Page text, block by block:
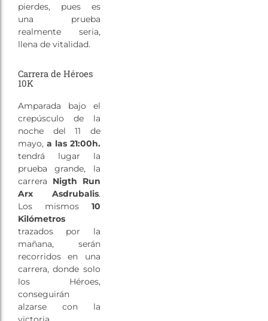
pierdes, pues es
una prueba
realmente seria,
llena de vitalidad.
Carrera de Héroes
10K
Amparada bajo el
crepúsculo de la
noche del 11 de
mayo, a las 21:00h.
tendrá lugar la
prueba grande, la
carrera Nigth Run
Arx Asdrubalis.
Los mismos 10
Kilómetros
trazados por la
mañana, serán
recorridos en una
carrera, donde solo
los Héroes,
conseguirán
alzarse con la